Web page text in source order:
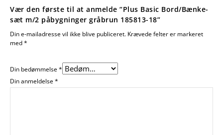
Vær den første til at anmelde “Plus Basic Bord/Bænke-
sæt m/2 påbygninger gråbrun 185813-18”
Din e-mailadresse vil ikke blive publiceret. Krævede felter er markeret
med*
Din bedømmelse*
Din anmeldelse*